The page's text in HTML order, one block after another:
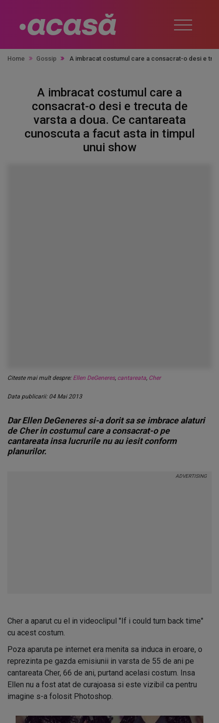
Home Gossip A imbracat costumul care a consacrat-o desi e
A imbracat costumul care a
consacrat-o desi e trecuta de
varsta a doua. Ce cantareata
cunoscuta a facut asta in timpul
unui show
Citeste mai mult despre: Ellen DeGeneres, cantareata, Cher
Data publicarii: 04 Mai 2013
Dar Ellen DeGeneres si-a dorit sa se imbrace alaturi
de Cher in costumul care a consacrat-o pe
cantareata insa lucrurile nu au iesit conform
planurilor.
Cher a aparut cu el in videoclipul "If i could turn back time"
cu acest costum.
Poza aparuta pe internet era menita sa induca in eroare, o
reprezinta pe gazda emisiunii in varsta de 55 de ani pe
cantareata Cher, 66 de ani, purtand acelasi costum. Insa
Ellen nu a fost atat de curajoasa si este vizibil ca pentru
imagine s-a folosit Photoshop.